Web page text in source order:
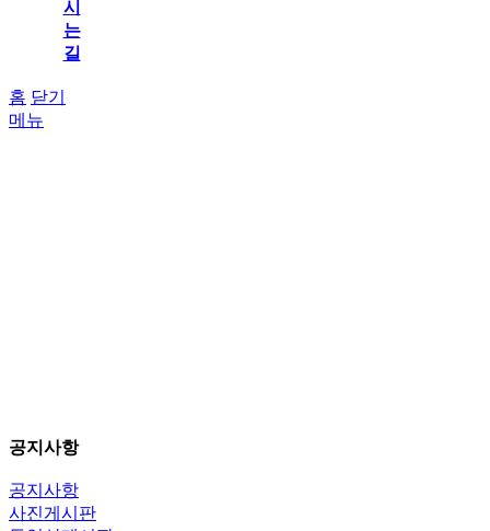
시
는
길
홈 닫기
메뉴
공지사항
공지사항
사진게시판